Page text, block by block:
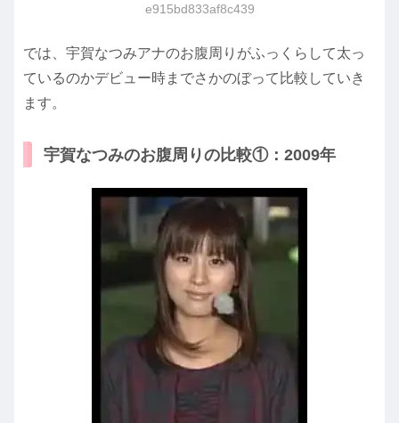
e915bd833af8c439
では、宇賀なつみアナのお腹周りがふっくらして太っ
ているのかデビュー時までさかのぼって比較していき
ます。
宇賀なつみのお腹周りの比較①：2009年